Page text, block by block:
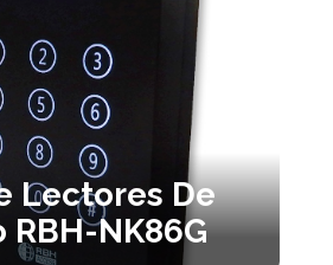
Lectores De
RBH-NK86G